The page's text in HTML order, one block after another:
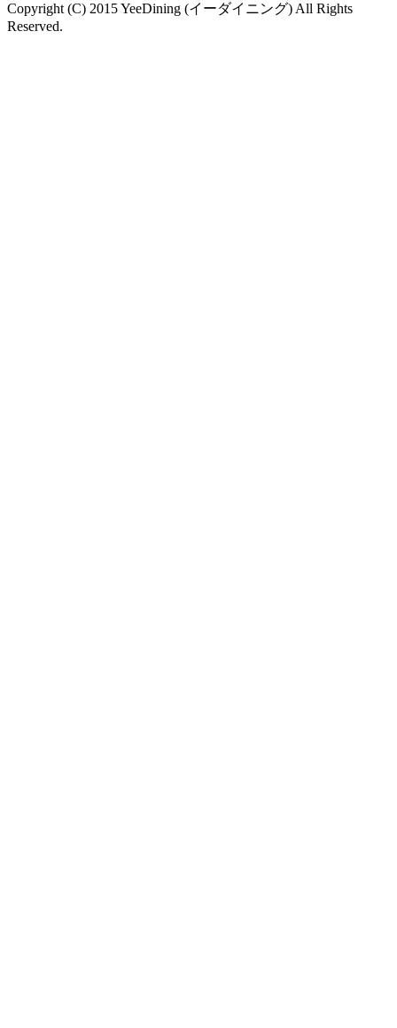
Copyright (C) 2015 YeeDining (イーダイニング) All Rights
Reserved.